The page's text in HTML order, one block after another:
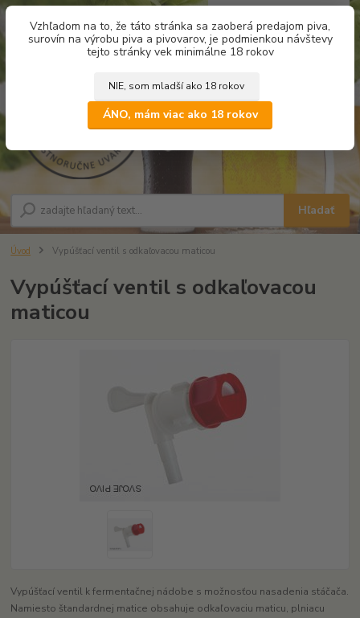
Vzhľadom na to, že táto stránka sa zaoberá predajom piva,
surovín na výrobu piva a pivovarov, je podmienkou návštevy
tejto stránky vek minimálne 18 rokov
NIE, som mladší ako 18 rokov
ÁNO, mám viac ako 18 rokov
Hľadať
za0,00 €
Úvod Vypúšťací ventil s odkaľovacou maticou
Vypúšťací ventil s odkaľovacou
maticou
Vypúšťací ventil k fermentačnej nádobe s možnosťou nasadenia stáčača.
Namiesto štandardnej matice obsahuje odkaľovaciu maticu, plniacu